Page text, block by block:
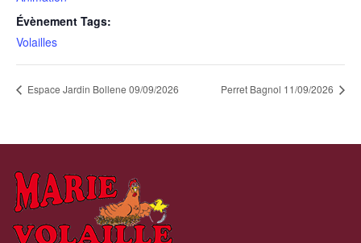
Évènement Tags:
Volailles
Espace Jardin Bollene 09/09/2026 Perret Bagnol 11/09/2026